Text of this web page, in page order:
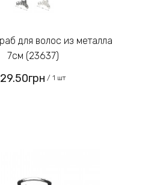
7см (23637)
29.50грн / 1 шт